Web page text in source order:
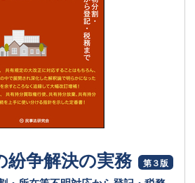
紛争解決の実務 第３版